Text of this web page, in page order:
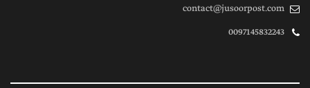
contact@jusoorpost.com
0097145832243